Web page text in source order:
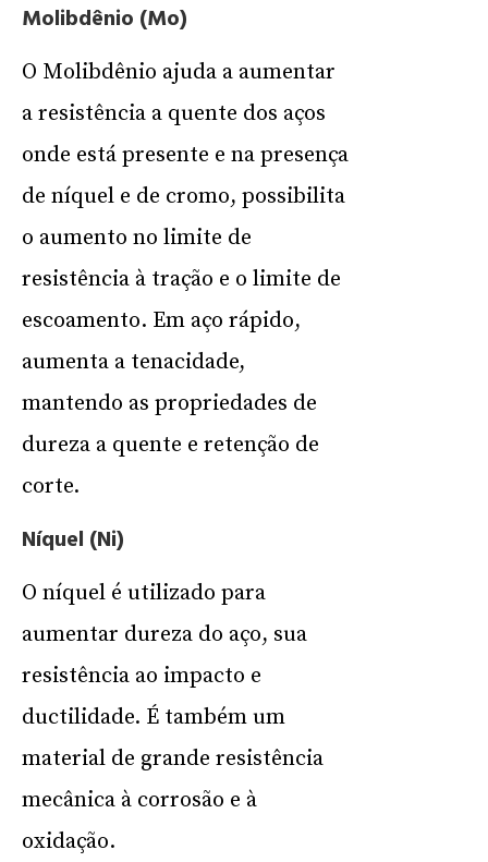
Molibdênio (Mo)
O Molibdênio ajuda a aumentar
a resistência a quente dos aços
onde está presente e na presença
de níquel e de cromo, possibilita
o aumento no limite de
resistência à tração e o limite de
escoamento. Em aço rápido,
aumenta a tenacidade,
mantendo as propriedades de
dureza a quente e retenção de
corte.
Níquel (Ni)
O níquel é utilizado para
aumentar dureza do aço, sua
resistência ao impacto e
ductilidade. É também um
material de grande resistência
mecânica à corrosão e à
oxidação.